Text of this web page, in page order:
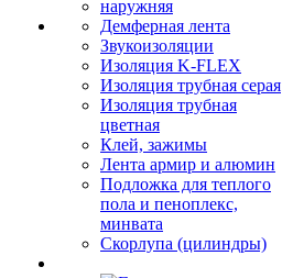
наружняя
Демферная лента
Звукоизоляции
Изоляция K-FLEX
Изоляция трубная серая
Изоляция трубная
цветная
Клей, зажимы
Лента армир и алюмин
Подложка для теплого
пола и пеноплекс,
минвата
Скорлупа (цилиндры)